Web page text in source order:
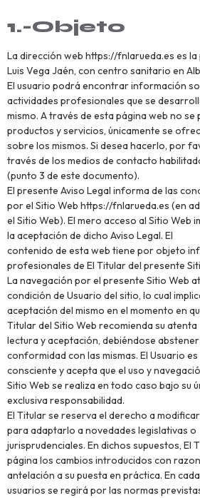
1.-Objeto
La dirección web https://fnlarueda.es es
Luis Vega Jaén, con centro sanitario en
El usuario podrá encontrar información
actividades profesionales que se
mismo. A través de esta página web no
productos y servicios, únicamente se
sobre los mismos. Si desea hacerlo, por
través de los medios de contacto
(punto 3 de este documento).
El presente Aviso Legal informa de las
por el Sitio Web https://fnlarueda.es (en
el Sitio Web). El mero acceso al Sitio Web
la aceptación de dicho Aviso Legal. El
contenido de esta web tiene por objeto
profesionales de El Titular del presente
La navegación por el presente Sitio Web
condición de Usuario del sitio, lo cual
aceptación del mismo en el momento en
Titular del Sitio Web recomienda su atenta
lectura y aceptación, debiéndose
conformidad con las mismas. El Usuario es
consciente y acepta que el uso y
Sitio Web se realiza en todo caso bajo su
exclusiva responsabilidad.
El Titular se reserva el derecho a
para adaptarlo a novedades legislativas o
jurisprudenciales. En dichos supuestos, El
página los cambios introducidos con
antelación a su puesta en práctica. En
usuarios se regirá por las normas